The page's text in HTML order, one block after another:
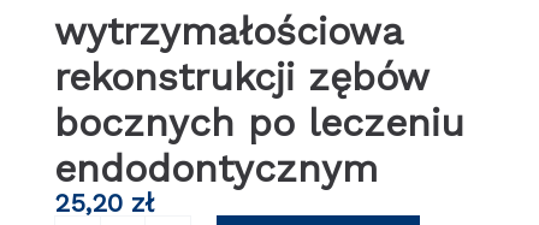
wytrzymałościowa
rekonstrukcji zębów
bocznych po leczeniu
endodontycznym
25,20 zł